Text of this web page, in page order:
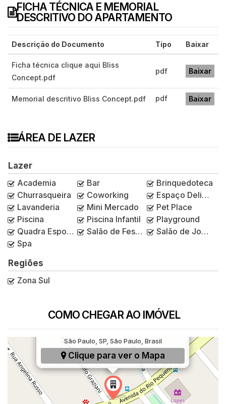
FICHA TÉCNICA E MEMORIAL
DESCRITIVO DO APARTAMENTO
Descrição do Documento Tipo Baixar
Ficha técnica clique aqui Bliss
Concept.pdf
pdf Baixar
Memorial descritivo Bliss Concept.pdf pdf Baixar
ÁREA DE LAZER
Lazer
Academia
Bar
Brinquedoteca
Churrasqueira
Coworking
Espaço Delivery
Lavanderia
Mini Mercado
Pet Place
Piscina
Piscina Infantil
Playground
Quadra Esportiva
Salão de Festas
Salão de Jogos
Spa
Regiões
Zona Sul
COMO CHEGAR AO IMÓVEL
Avenida do Rio Pequeno, 1499, Rio Pequeno,
São Paulo, SP, São Paulo, Brasil
Clique para ver o Mapa